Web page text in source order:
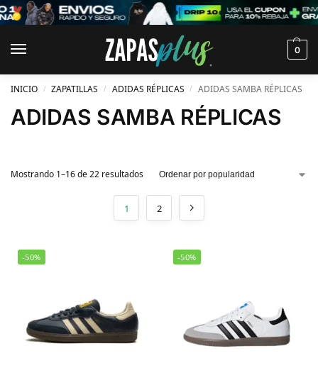
0
INICIO / ZAPATILLAS / ADIDAS RÉPLICAS / ADIDAS SAMBA RÉPLICAS
ADIDAS SAMBA RÉPLICAS
Mostrando 1–16 de 22 resultados
1 2
-50% -50%